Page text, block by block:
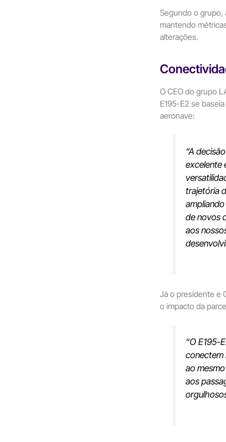
Segundo o grupo,
mantendo
alterações.
O CEO do grupo
E195-E2 se
aeronave:
“A
excelente
trajetória
de novos
aos
Já o presidente e
o impacto da
“O E195-
conectem
ao
aos